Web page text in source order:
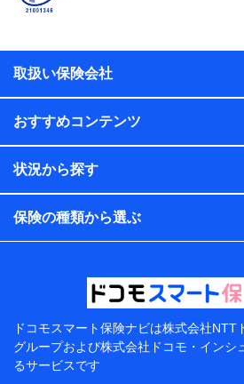
のお支払方法、車のメーカーや走
ル内容や送信履歴の情報及び保険
保険契約情報
当社または株式会社NTTドコモ・
プが取得し、又は保有する保険契
して、保険契約者及び被保険者の
日、性別、保険契約者と被保険者
的、保険商品の内容、保険料、保
のメーカーや走行距離などの情報
などの情報、ペットの種類や年齢
提供当事者から受領当事者が個人
電子的・電磁的方法等
【共同して利用する者の範囲】
当社
株式会社NTTドコモ・フィナンシ
取扱い保険会社
おすすめコンテンツ
状況から探す
保険の種類から選ぶ
ドコモスマート保険ナビは株式会社NTT
グループおよび株式会社ドコモ・インシ
るサービスです